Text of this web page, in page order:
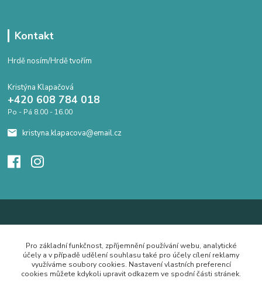
Kontakt
Hrdě nosím/Hrdě tvořím
Kristýna Klapačová
+420 608 784 018
Po - Pá 8.00 - 16.00
kristyna.klapacova@email.cz
Pro základní funkčnost, zpříjemnění používání webu, analytické
účely a v případě udělení souhlasu také pro účely cílení reklamy
využíváme soubory cookies. Nastavení vlastních preferencí
cookies můžete kdykoli upravit odkazem ve spodní části stránek.